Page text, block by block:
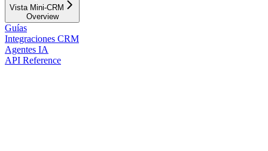
Vista Mini-CRM
Overview
Guías
Integraciones CRM
Agentes IA
API Reference